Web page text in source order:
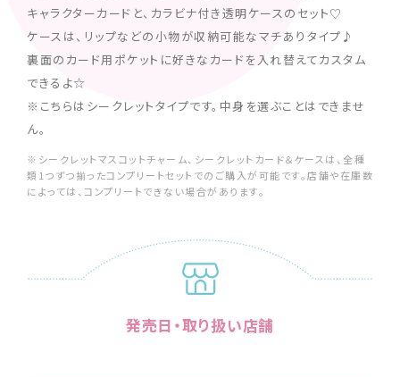
キャラクターカードと、カラビナ付き透明ケースのセット♡
ケースは、リップなどの小物が収納可能なマチありタイプ♪
裏面のカード用ポケットに好きなカードを入れ替えてカスタム
できるよ☆
※こちらはシークレットタイプです。中身を選ぶことはできませ
ん。
※シークレットマスコットチャーム、シークレットカード＆ケースは、全種
類1つずつ揃ったコンプリートセットでのご購入が可能です。店舗や在庫数
によっては、コンプリートできない場合があります。
発売日・取り扱い店舗